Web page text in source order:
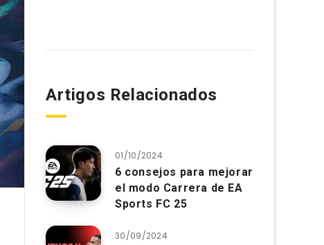
Artigos Relacionados
01/10/2024
6 consejos para mejorar
el modo Carrera de EA
Sports FC 25
30/09/2024